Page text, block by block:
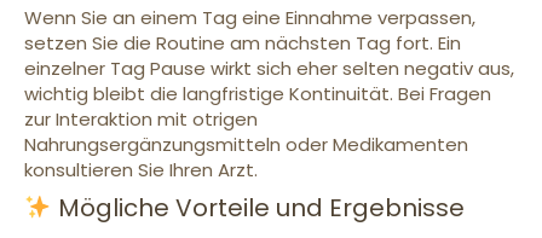
Wenn Sie an einem Tag eine Einnahme verpassen,
setzen Sie die Routine am nächsten Tag fort. Ein
einzelner Tag Pause wirkt sich eher selten negativ aus,
wichtig bleibt die langfristige Kontinuität. Bei Fragen
zur Interaktion mit otrigen
Nahrungsergänzungsmitteln oder Medikamenten
konsultieren Sie Ihren Arzt.
Mögliche Vorteile und Ergebnisse